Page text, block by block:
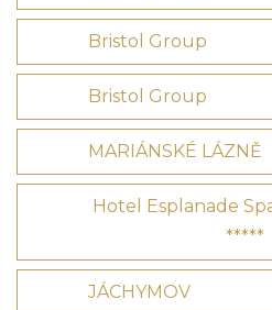
Bristol Group
Bristol Group
MARIÁNSKÉ LÁZNĚ
Hotel Esplanade
*****
JÁCHYMOV